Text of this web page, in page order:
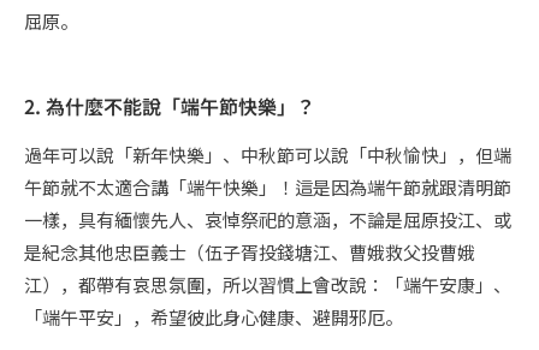
屈原。
2. 為什麼不能說「端午節快樂」？
過年可以說「新年快樂」、中秋節可以說「中秋愉快」，但端
午節就不太適合講「端午快樂」！這是因為端午節就跟清明節
一樣，具有緬懷先人、哀悼祭祀的意涵，不論是屈原投江、或
是紀念其他忠臣義士（伍子胥投錢塘江、曹娥救父投曹娥
江），都帶有哀思氛圍，所以習慣上會改說：「端午安康」、
「端午平安」，希望彼此身心健康、避開邪厄。